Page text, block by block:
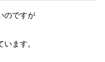
のですが
ます。